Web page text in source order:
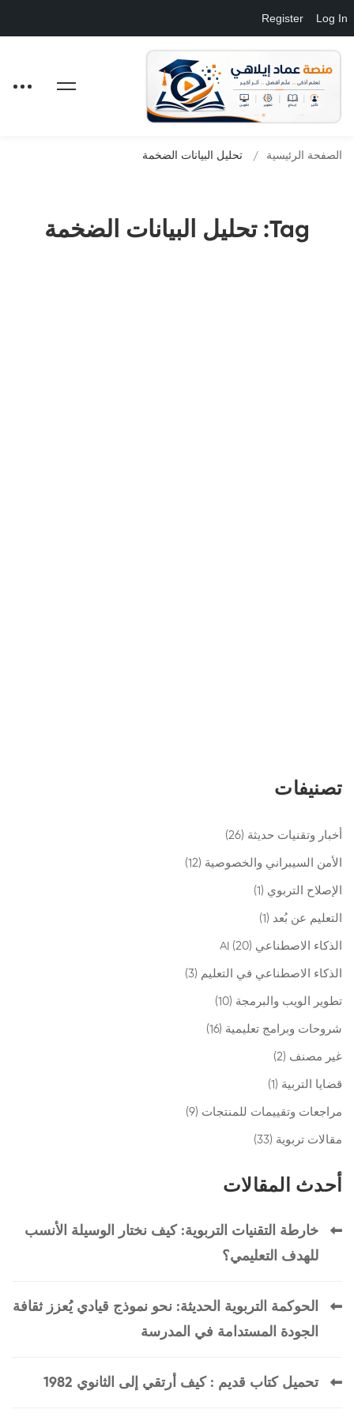
Log In
Register
Tag: تحليل البيانات الضخمة
الصفحة الرئيسية تحليل البيانات الضخمة
تصنيفات
أخبار وتقنيات حديثة (26)
الأمن السيبراني والخصوصية (12)
الإصلاح التربوي (1)
التعليم عن بُعد (1)
الذكاء الاصطناعي AI (20)
الذكاء الاصطناعي في التعليم (3)
تطوير الويب والبرمجة (10)
شروحات وبرامج تعليمية (16)
غير مصنف (2)
قضايا التربية (1)
مراجعات وتقييمات للمنتجات (9)
مقالات تربوية (33)
أحدث المقالات
خارطة التقنيات التربوية: كيف نختار الوسيلة الأنسب
للهدف التعليمي؟
الحوكمة التربوية الحديثة: نحو نموذج قيادي يُعزز ثقافة
الجودة المستدامة في المدرسة
تحميل كتاب قديم : كيف أرتقي إلى الثانوي 1982